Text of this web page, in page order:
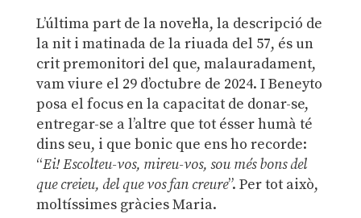
L’última part de la novel·la, la descripció de
la nit i matinada de la riuada del 57, és un
crit premonitori del que, malauradament,
vam viure el 29 d’octubre de 2024. I Beneyto
posa el focus en la capacitat de donar-se,
entregar-se a l’altre que tot ésser humà té
dins seu, i que bonic que ens ho recorde:
“Ei! Escolteu-vos, mireu-vos, sou més bons del
que creieu, del que vos fan creure”. Per tot això,
moltíssimes gràcies Maria.